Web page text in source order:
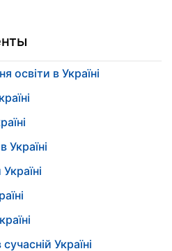
в Україні
Україні
Україні